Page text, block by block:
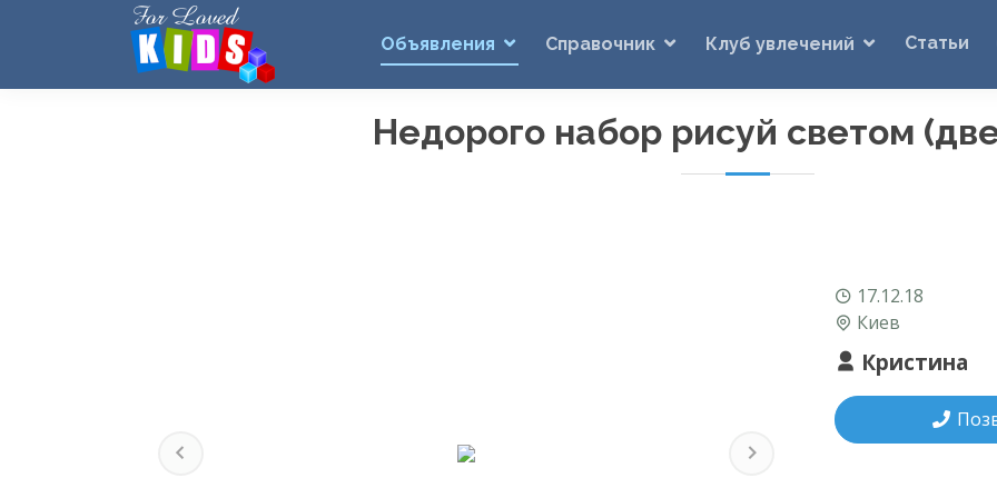
Объявления Справочник Клуб увлечений Статьи
Недорого набор рисуй светом
Previous Next
17.12.18
Киев
Кристина